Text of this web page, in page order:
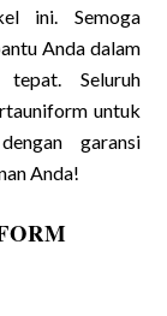
ini. Semoga
Anda dalam
Seluruh
niform untuk
garansi
Anda!